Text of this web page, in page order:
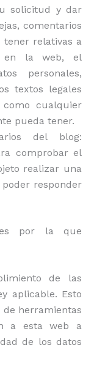
solicitud y dar
comentarios
relativas a
en la web, el
personales,
textos legales
cualquier
pueda tener.
del blog:
comprobar el
realizar una
responder
por la que
de las
aplicable. Esto
herramientas
a esta web a
de los datos